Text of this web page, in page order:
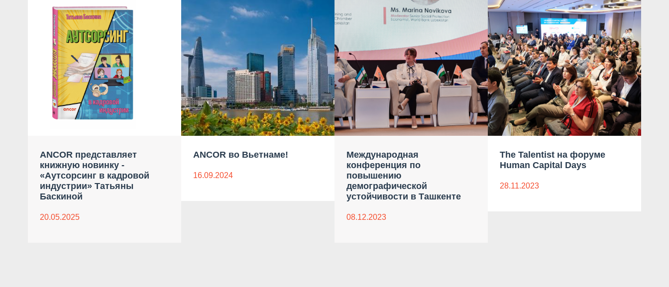
ANCOR представляет
книжную новинку -
«Аутсорсинг в кадровой
индустрии» Татьяны
Баскиной
20.05.2025
ANCOR во Вьетнаме!
16.09.2024
Международная
конференция по
повышению
демографической
устойчивости в Ташкенте
08.12.2023
The Talentist на форуме
Human Capital Days
28.11.2023